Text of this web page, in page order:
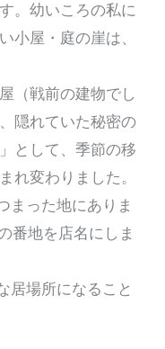
。幼いころの私に
小屋・庭の崖は、
（戦前の建物でし
隠れていた秘密の
として、季節の移
れ変わりました。
まった地にありま
番地を店名にしま
居場所になること